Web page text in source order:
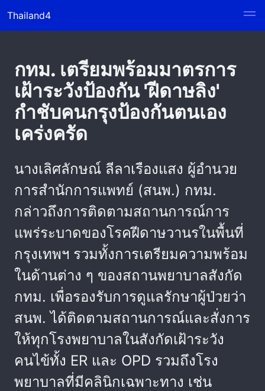
Thailand4
กทม. เตรียมพร้อมมาตรการ
เฝ้าระวังป้องกัน 'ฝีดาษลิง'
กำชับคนกรุงป้องกันตนเอง
เคร่งครัด
นางเลิศลักษณ์ ลีลาเรืองแสง ผู้อำนวย
การสำนักการแพทย์ (สนพ.) กทม.
กล่าวถึงการติดตามสถานการณ์การ
แพร่ระบาดของโรคฝีดาษวานรในพื้นที่
กรุงเทพฯ รวมทั้งการเตรียมความพร้อม
ในด้านต่าง ๆ ของสถานพยาบาลสังกัด
กทม. เพื่อรองรับการดูแลรักษาผู้ป่วยว่า
สนพ. ได้ติดตามสถานการณ์และสั่งการ
ให้ทุกโรงพยาบาลในสังกัดเฝ้าระวัง
คนไข้ทั้ง ER และ OPD รวมถึงโรง
พยาบาลที่มีคลินิกเฉพาะทาง เช่น